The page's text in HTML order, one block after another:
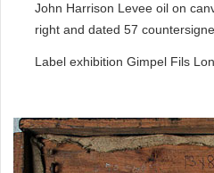
John Harrison Levee oil on
right and dated 57
Label exhibition Gimpel Fils